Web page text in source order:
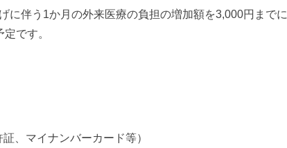
伴う1か月の外来医療の負担の増加額を3,000円までに
です。
、マイナンバーカード等）